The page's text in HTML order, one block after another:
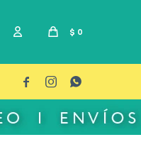
$ 0
  